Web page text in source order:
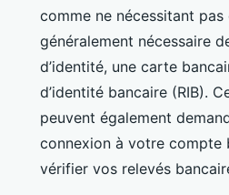
comme ne nécessitant
généralement nécessaire
d’identité, une carte
d’identité bancaire (RIB).
peuvent également
connexion à votre compte
vérifier vos relevés